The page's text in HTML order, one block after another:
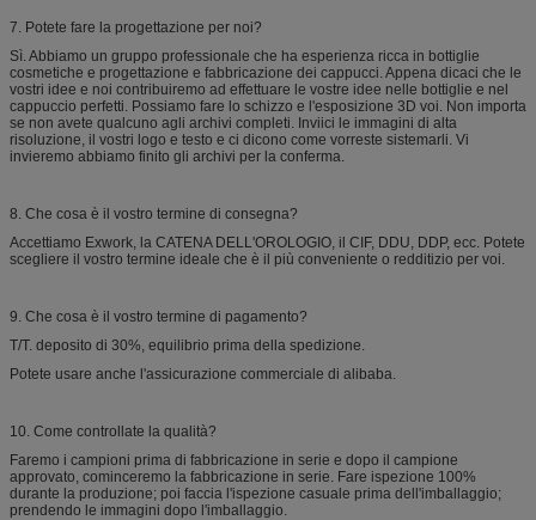
7. Potete fare la progettazione per noi?
Sì. Abbiamo un gruppo professionale che ha esperienza ricca in bottiglie
cosmetiche e progettazione e fabbricazione dei cappucci. Appena dicaci che le
vostri idee e noi contribuiremo ad effettuare le vostre idee nelle bottiglie e nel
cappuccio perfetti. Possiamo fare lo schizzo e l'esposizione 3D voi. Non importa
se non avete qualcuno agli archivi completi. Inviici le immagini di alta
risoluzione, il vostri logo e testo e ci dicono come vorreste sistemarli. Vi
invieremo abbiamo finito gli archivi per la conferma.
8. Che cosa è il vostro termine di consegna?
Accettiamo Exwork, la CATENA DELL'OROLOGIO, il CIF, DDU, DDP, ecc. Potete
scegliere il vostro termine ideale che è il più conveniente o redditizio per voi.
9. Che cosa è il vostro termine di pagamento?
T/T. deposito di 30%, equilibrio prima della spedizione.
Potete usare anche l'assicurazione commerciale di alibaba.
10. Come controllate la qualità?
Faremo i campioni prima di fabbricazione in serie e dopo il campione
approvato, cominceremo la fabbricazione in serie. Fare ispezione 100%
durante la produzione; poi faccia l'ispezione casuale prima dell'imballaggio;
prendendo le immagini dopo l'imballaggio.